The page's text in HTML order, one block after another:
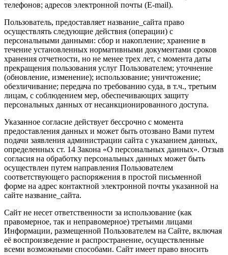
телефонов; адресов электронной почты (E-mail).
Пользователь, предоставляет название_сайта право
осуществлять следующие действия (операции) с
персональными данными: сбор и накопление; хранение в
течение установленных нормативными документами сроков
хранения отчетности, но не менее трех лет, с момента даты
прекращения пользования услуг Пользователем; уточнение
(обновление, изменение); использование; уничтожение;
обезличивание; передача по требованию суда, в т.ч., третьим
лицам, с соблюдением мер, обеспечивающих защиту
персональных данных от несанкционированного доступа.
Указанное согласие действует бессрочно с момента
предоставления данных и может быть отозвано Вами путем
подачи заявления администрации сайта с указанием данных,
определенных ст. 14 Закона «О персональных данных». Отзыв
согласия на обработку персональных данных может быть
осуществлен путем направления Пользователем
соответствующего распоряжения в простой письменной
форме на адрес контактной электронной почты указанной на
сайте название_сайта.
Сайт не несет ответственности за использование (как
правомерное, так и неправомерное) третьими лицами
Информации, размещенной Пользователем на Сайте, включая
её воспроизведение и распространение, осуществленные
всеми возможными способами. Сайт имеет право вносить